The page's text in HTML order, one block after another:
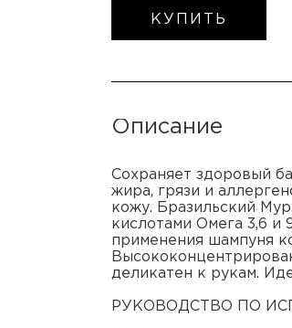
КУПИТЬ
Описание
Сохраняет здоровый
жира, грязи и
кожу. Бразильский
кислотами Омега 3,6 и
применения шампуня
деликатен к рукам.
РУКОВОДСТВО ПО